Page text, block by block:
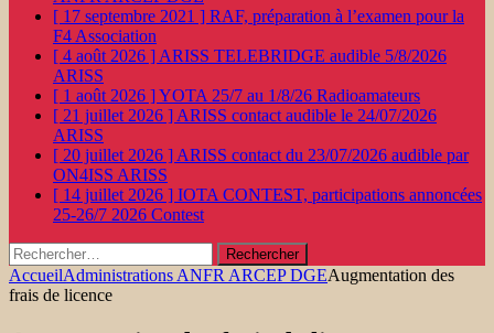
[ 17 septembre 2021 ] RAF, préparation à l’examen pour la
F4 Association
[ 4 août 2026 ] ARISS TELEBRIDGE audible 5/8/2026
ARISS
[ 1 août 2026 ]YOTA 25/7 au 1/8/26 Radioamateurs
[ 21 juillet 2026 ] ARISS contact audible le 24/07/2026
ARISS
[ 20 juillet 2026 ] ARISS contact du 23/07/2026 audible par
ON4ISS ARISS
[ 14 juillet 2026 ] IOTA CONTEST, participations annoncées
25-26/7 2026 Contest
Rechercher :
AccueilAdministrations ANFR ARCEP DGEAugmentation des
frais de licence